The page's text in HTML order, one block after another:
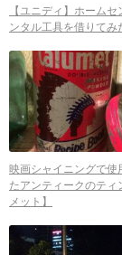
【ユニディ】ホームセ
ンタル工具を借りてみ
映画シャイニングで使
たアンティークのティ
メット】